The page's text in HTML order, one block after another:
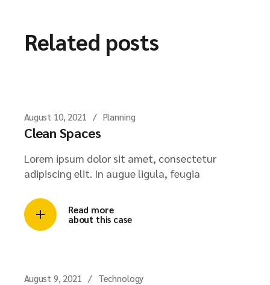
Related posts
August 10, 2021 Planning
Clean Spaces
Lorem ipsum dolor sit amet, consectetur
adipiscing elit. In augue ligula, feugia
Read more
about this case
August 9, 2021 Technology